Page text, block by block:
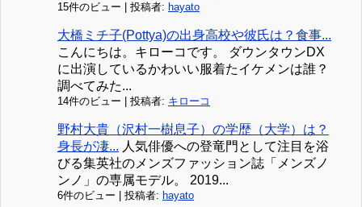
15件のビュー 投稿者: hayato
大橋ミチ子(Pottya)の出身高校や彼氏は？食事...
こんにちは。キローコです。 ダウンタウンDX
に出演しているかわいい服着たイケメンは誰？
調べてみた...
14件のビュー 投稿者: キローコ
野村大貴（沢村一樹息子）の学歴（大学）は？
身長が凄... 人気俳優への登竜門として注目を浴
びる集英社のメンズファッション誌「メンズノ
ンノ」の専属モデル。 2019...
6件のビュー 投稿者: hayato